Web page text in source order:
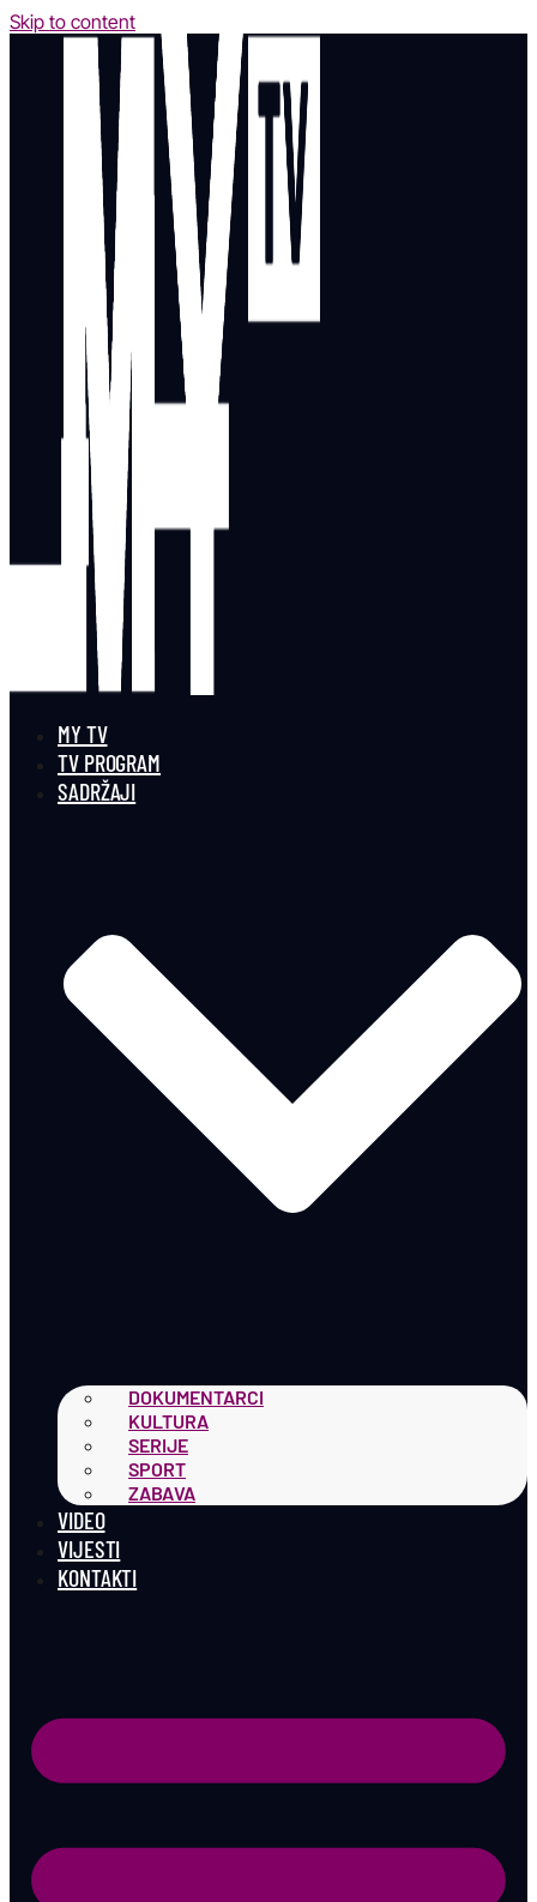
Skip to content
MY TV
TV PROGRAM
SADRŽAJI
DOKUMENTARCI
KULTURA
SERIJE
SPORT
ZABAVA
VIDEO
VIJESTI
KONTAKTI